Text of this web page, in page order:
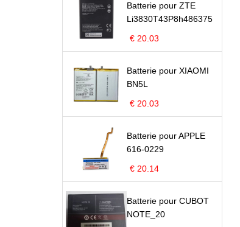
Batterie pour ZTE
Li3830T43P8h486375
€ 20.03
Batterie pour XIAOMI
BN5L
€ 20.03
Batterie pour APPLE
616-0229
€ 20.14
Batterie pour CUBOT
NOTE_20